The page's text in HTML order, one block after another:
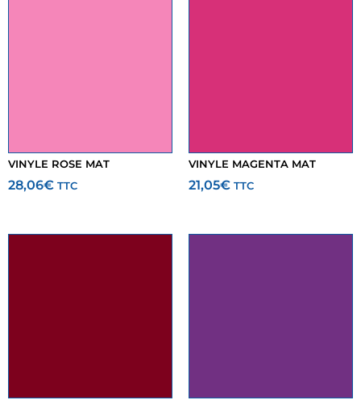
VINYLE ROSE MAT
28,06€ TTC
VINYLE MAGENTA MAT
21,05€ TTC